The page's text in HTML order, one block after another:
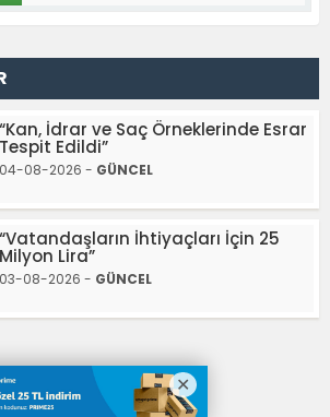
“Kan, İdrar ve Saç Örneklerinde Esrar
Tespit Edildi”
04-08-2026 - GÜNCEL
“Vatandaşların İhtiyaçları İçin 25
Milyon Lira”
03-08-2026 - GÜNCEL